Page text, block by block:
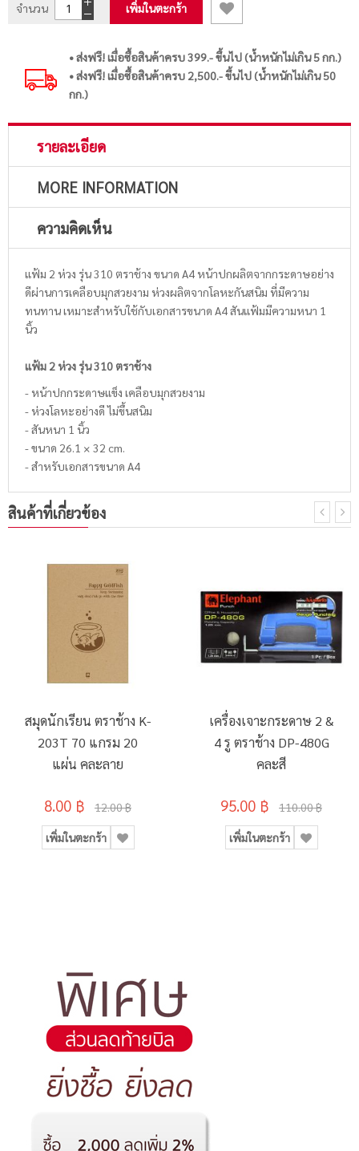
จำนวน เพิ่มในตะกร้า
• ส่งฟรี! เมื่อซื้อสินค้าครบ 399.- ขึ้นไป (น้ำหนักไม่เกิน 5 กก.)
• ส่งฟรี! เมื่อซื้อสินค้าครบ 2,500.- ขึ้นไป (น้ำหนักไม่เกิน 50
กก.)
รายละเอียด
MORE INFORMATION
ความคิดเห็น
แฟ้ม 2 ห่วง รุ่น 310 ตราช้าง ขนาด A4 หน้าปกผลิตจากกระดาษอย่าง
ดีผ่านการเคลือบมุกสวยงาม ห่วงผลิตจากโลหะกันสนิม ที่มีความ
ทนทาน เหมาะสำหรับใช้กับเอกสารขนาด A4 สันแฟ้มมีความหนา 1
นิ้ว
แฟ้ม 2 ห่วง รุ่น 310 ตราช้าง
- หน้าปกกระดาษแข็ง เคลือบมุกสวยงาม
- ห่วงโลหะอย่างดี ไม่ขึ้นสนิม
- สันหนา 1 นิ้ว
- ขนาด 26.1 × 32 cm.
- สำหรับเอกสารขนาด A4
สินค้าที่เกี่ยวข้อง
สมุดนักเรียน ตราช้าง K-
203T 70 แกรม 20
แผ่น คละลาย
8.00 ฿ 12.00 ฿
เพิ่มในตะกร้า
เครื่องเจาะกระดาษ 2 &
4 รู ตราช้าง DP-480G
คละสี
95.00 ฿ 110.00 ฿
เพิ่มในตะกร้า